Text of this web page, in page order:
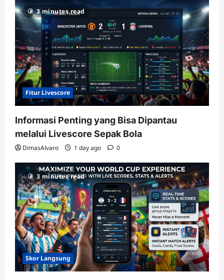
RTP
terupdate
3 minutes read
Fitur Livescore
Informasi Penting yang Bisa Dipantau
melalui Livescore Sepak Bola
DimasAlvaro 1 day ago 0
3 minutes read
Skor Langsung